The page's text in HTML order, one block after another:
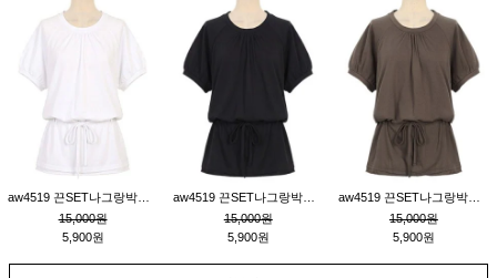
15,000원
5,900원
15,000원
5,900원
15,000원
5,900원